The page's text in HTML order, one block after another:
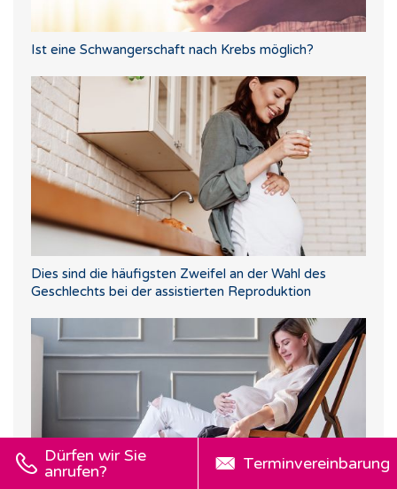
Ist eine Schwangerschaft nach Krebs möglich?
Dies sind die häufigsten Zweifel an der Wahl des
Geschlechts bei der assistierten Reproduktion
Dürfen wir Sie
anrufen?
Terminvereinbarung